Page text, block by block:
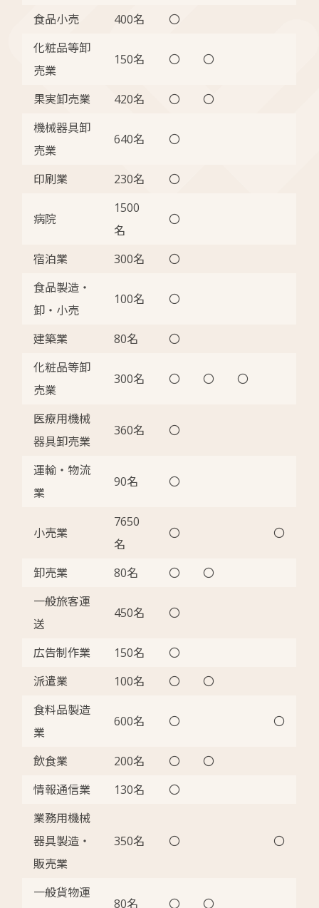
食品小売
400名
〇
化粧品等卸
売業
150名 〇 〇
果実卸売業 420名 〇
〇
機械器具卸
売業
640名 〇
印刷業 230名 〇
病院
1500
名
〇
宿泊業 300名
〇
食品製造・
卸・小売
100名 〇
建築業 80名
〇
化粧品等卸
売業
300名 〇 〇 〇
医療用機械
器具卸売業
360名 〇
運輸・物流
業
90名 〇
小売業
7650
名
〇 〇
卸売業 80名 〇
〇
一般旅客運
送
450名 〇
広告制作業 150名
〇
派遣業
100名 〇
〇
食料品製造
業
600名 〇 〇
飲食業 200名 〇
〇
情報通信業
130名
〇
業務用機械
器具製造・
販売業
350名 〇 〇
一般貨物運
80名 〇 〇